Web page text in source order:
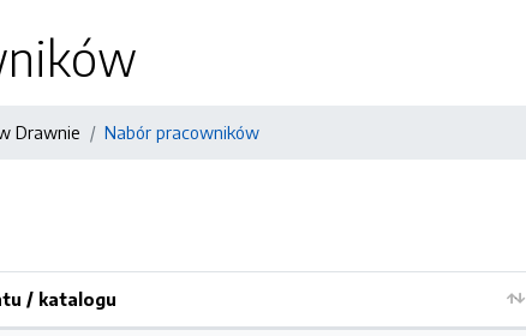
Drawnie Nabór pracowników
/ katalogu